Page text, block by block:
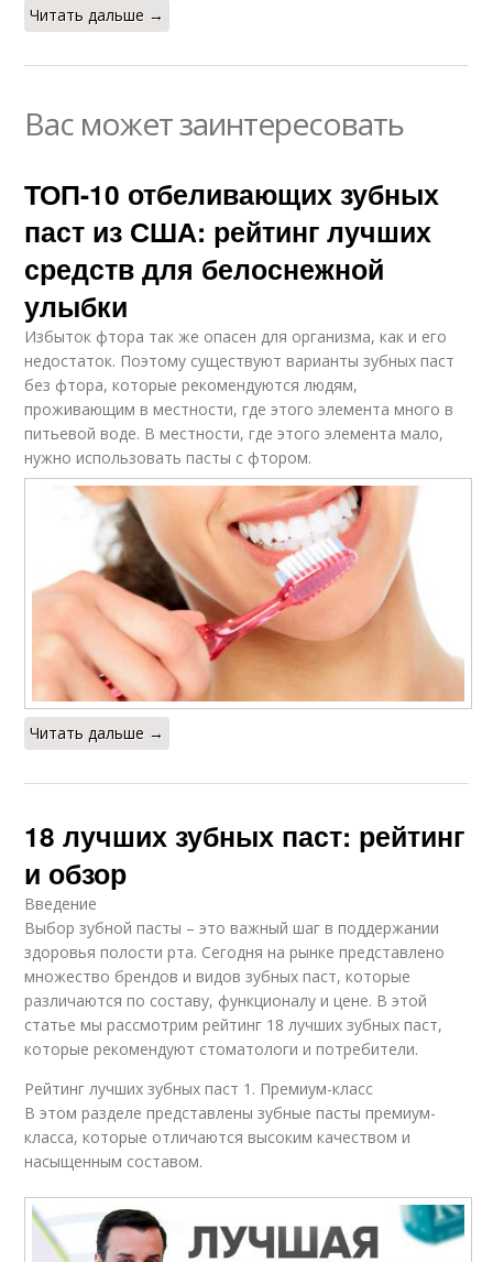
Читать дальше →
Вас может заинтересовать
ТОП-10 отбеливающих зубных
паст из США: рейтинг лучших
средств для белоснежной
улыбки
Избыток фтора так же опасен для организма, как и его
недостаток. Поэтому существуют варианты зубных паст
без фтора, которые рекомендуются людям,
проживающим в местности, где этого элемента много в
питьевой воде. В местности, где этого элемента мало,
нужно использовать пасты с фтором.
Читать дальше →
18 лучших зубных паст: рейтинг
и обзор
Введение
Выбор зубной пасты – это важный шаг в поддержании
здоровья полости рта. Сегодня на рынке представлено
множество брендов и видов зубных паст, которые
различаются по составу, функционалу и цене. В этой
статье мы рассмотрим рейтинг 18 лучших зубных паст,
которые рекомендуют стоматологи и потребители.
Рейтинг лучших зубных паст 1. Премиум-класс
В этом разделе представлены зубные пасты премиум-
класса, которые отличаются высоким качеством и
насыщенным составом.